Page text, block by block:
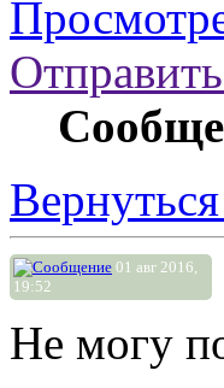
01 авг 2016,
19:52
Не могу